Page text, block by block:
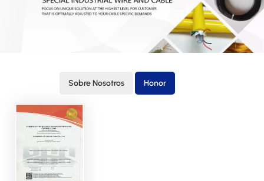
Français
Deutsch
Polski
Sobre Nosotros Honor